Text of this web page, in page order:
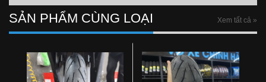
SẢN PHẨM CÙNG LOẠI Xem tất cả »